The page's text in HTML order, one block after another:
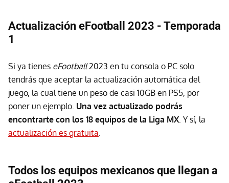
Actualización eFootball 2023 - Temporada
1
Si ya tienes eFootball2023 en tu consola o PC solo
tendrás que aceptar la actualización automática del
juego, la cual tiene un peso de casi 10GB en PS5, por
poner un ejemplo. Una vez actualizado podrás
encontrarte con los 18 equipos de la Liga MX . Y sí, la
actualización es gratuita
Todos los equipos mexicanos que llegan a